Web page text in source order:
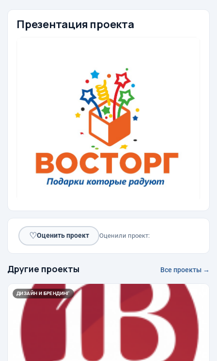
Презентация проекта
♡Оценить проект Оценили проект:
Другие проекты Все проекты →
ДИЗАЙН И БРЕНДИНГ